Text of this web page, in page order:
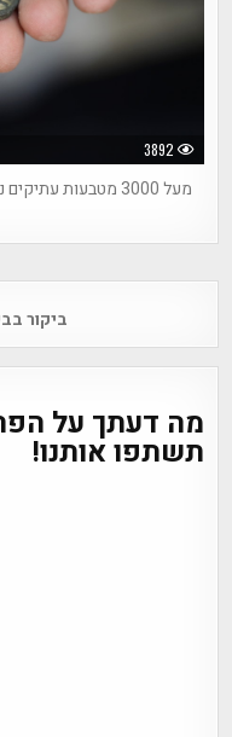
3892
מעל 3000 מטבעות
navigationביקור
מה דעתך על
תשתפו אותנו!